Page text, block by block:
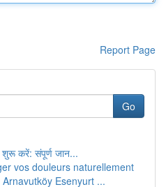
Report Page
Go
शुरू करें: संपूर्ण जान...
vos douleurs naturellement
Arnavutköy Esenyurt ...